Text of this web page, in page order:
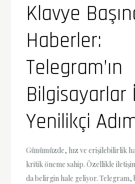
Klavye
Haberler:
Telegram’ın
Bilgisayarlar
Yenilikçi
Günümüzde, hız ve erişilebilirlik
kritik öneme sahip. Özellikle
da belirgin hale geliyor. Telegram,